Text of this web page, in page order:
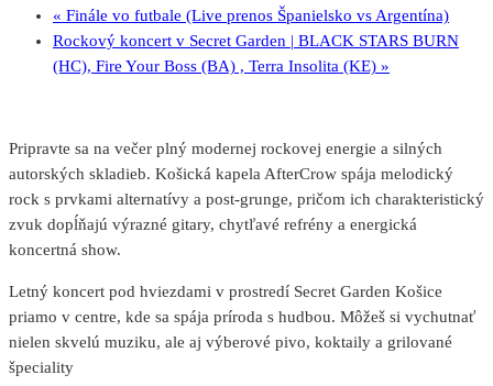
« Finále vo futbale (Live prenos Španielsko vs Argentína)
Rockový koncert v Secret Garden | BLACK STARS BURN
(HC), Fire Your Boss (BA) , Terra Insolita (KE) »
Pripravte sa na večer plný modernej rockovej energie a silných
autorských skladieb. Košická kapela AfterCrow spája melodický
rock s prvkami alternatívy a post-grunge, pričom ich charakteristický
zvuk dopĺňajú výrazné gitary, chytľavé refrény a energická
koncertná show.
Letný koncert pod hviezdami v prostredí Secret Garden Košice
priamo v centre, kde sa spája príroda s hudbou. Môžeš si vychutnať
nielen skvelú muziku, ale aj výberové pivo, koktaily a grilované
špeciality